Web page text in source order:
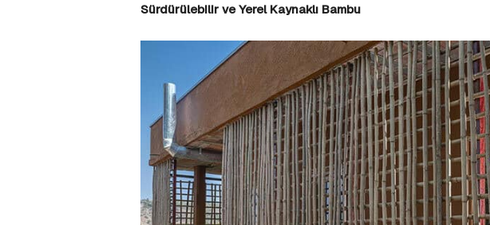
Sürdürülebilir ve Yerel Kaynaklı Bambu